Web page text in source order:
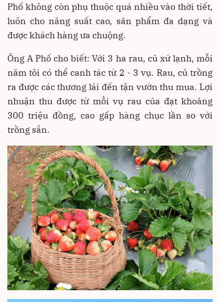
Phố không còn phụ thuộc quá nhiều vào thời tiết,
luôn cho năng suất cao, sản phẩm đa dạng và
được khách hàng ưa chuộng.
Ông A Phố cho biết: Với 3 ha rau, củ xứ lạnh, mỗi
năm tôi có thể canh tác từ 2 - 3 vụ. Rau, củ trồng
ra được các thương lái đến tận vườn thu mua. Lợi
nhuận thu được từ mỗi vụ rau của đạt khoảng
300 triệu đồng, cao gấp hàng chục lần so với
trồng sắn.